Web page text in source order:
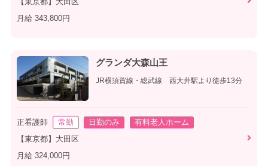
【東京都】大田区
月給 343,800円
グランダ大森山王
JR横須賀線・総武線 西大井駅より徒歩13分
正看護師 常勤 日勤のみ
有料老人ホーム
【東京都】大田区
月給 324,000円